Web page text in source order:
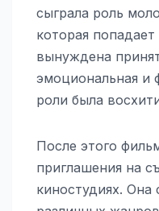
сыграла роль
которая
вынуждена
эмоциональная и
роли была
После этого
приглашения на
киностудиях. Она